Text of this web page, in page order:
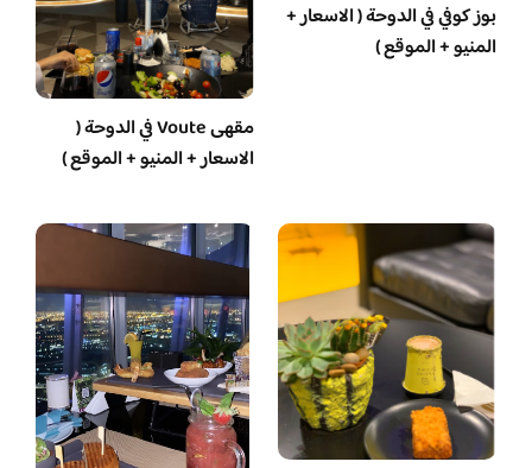
بوز كوفي في الدوحة ( الاسعار +
المنيو + الموقع )
مقهى Voute في الدوحة (
الاسعار + المنيو + الموقع )